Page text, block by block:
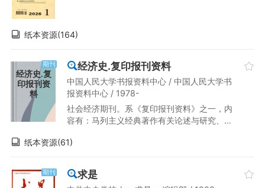
纸本资源(164)
经济史.复
印报刊资
料
期刊 经济史.复印报刊资料
中国人民大学书报资料中心 / 中国人民大学书
报资料中心 / 1978-
社会经济期刊。系《复印报刊资料》之一，内
容有：马列主义经典著作有关论述与研究、总
史、世界科学技术史。
纸本资源(61)
期刊 求是